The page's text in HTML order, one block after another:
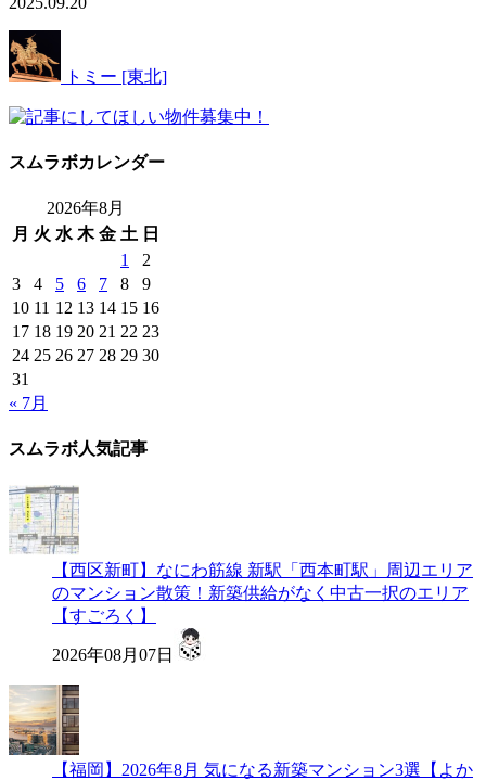
トミー [東北]
スムラボカレンダー
2026年8月
月 火 水 木 金 土 日
1
2
3
4 5 6 7 8
9
10 11 12 13 14 15 16
17 18 19 20 21 22 23
24 25 26 27 28 29 30
31
« 7月
スムラボ人気記事
【西区新町】なにわ筋線 新駅「西本町駅」周辺エリア
のマンション散策！新築供給がなく中古一択のエリア
【すごろく】
2026年08月07日
【福岡】2026年8月 気になる新築マンション3選【よか